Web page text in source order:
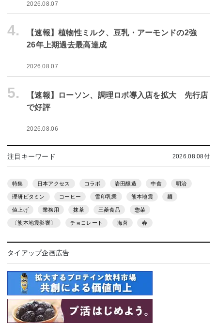
2026.08.07
4.
【速報】植物性ミルク、豆乳・アーモンドの2強
26年上期過去最高達成
2026.08.07
5.
【速報】ローソン、調理ロボ導入店を拡大 先行店
で好評
2026.08.06
注目キーワード 2026.08.08付
特集 日本アクセス コラボ 岩田醸造 中食 明治
理研ビタミン コーヒー 雪印乳業 熊本地震 麺
値上げ 業務用 抹茶 三菱食品 惣菜
〔熊本地震影響〕 チョコレート 海苔 春
タイアップ企画広告